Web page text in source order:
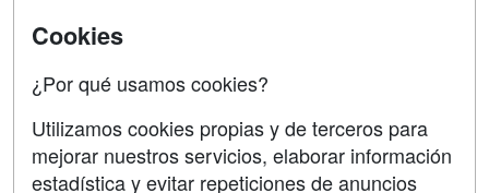
Acceso Centros
Contactar
Confidencialidad
Cookies
¿Por qué usamos cookies?
Utilizamos cookies propias y de terceros para
mejorar nuestros servicios, elaborar información
estadística y evitar repeticiones de anuncios